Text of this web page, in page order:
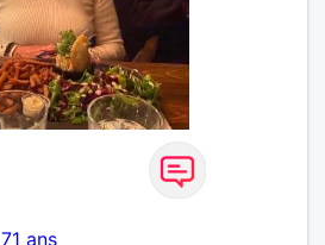
71 ans